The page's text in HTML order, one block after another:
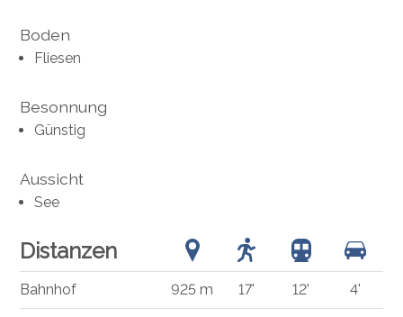
Boden
Fliesen
Besonnung
Günstig
Aussicht
See
Distanzen
Bahnhof 925 m 17' 12' 4'